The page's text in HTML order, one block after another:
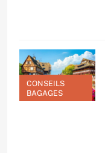
CONSEILS
BAGAGES